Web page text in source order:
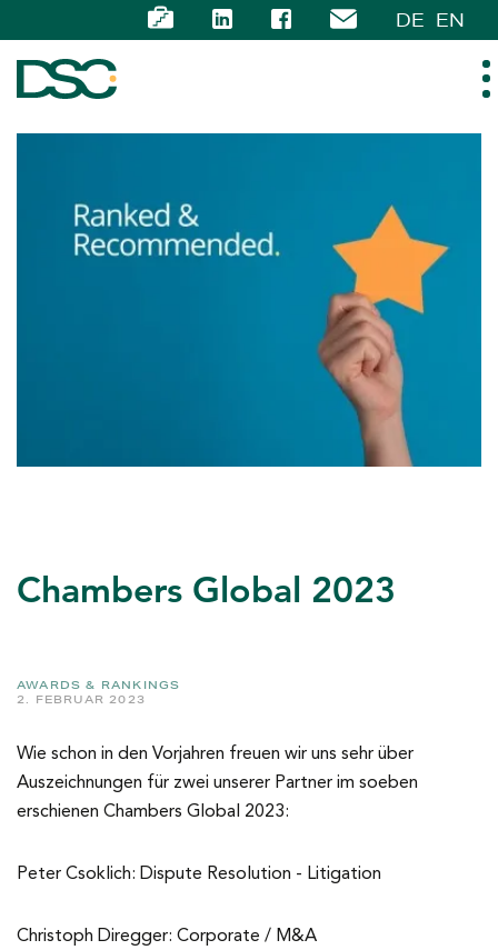
DE EN
ÜBER UNS
EXPERTISE
Chambers Global 2023
AWARDS & RANKINGS
2. FEBRUAR 2023
Wie schon in den Vorjahren freuen wir uns sehr über
Auszeichnungen für zwei unserer Partner im soeben
erschienen Chambers Global 2023:
Peter Csoklich: Dispute Resolution - Litigation
Christoph Diregger: Corporate / M&A